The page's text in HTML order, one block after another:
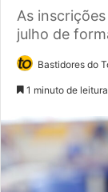
As
julho de
Bastidores do
1 minuto de leitura